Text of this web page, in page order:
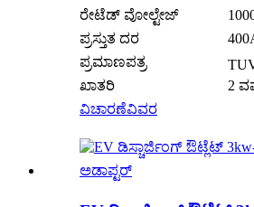
ರೇಟೆಡ್ ವೋಲ್ಟೇಜ್
ಪ್ರಸ್ತುತ ದರ
ಪ್ರಮಾಣಪತ್ರ
ಖಾತರಿ
2
ವಿಚಾರಣೆವಿವರ